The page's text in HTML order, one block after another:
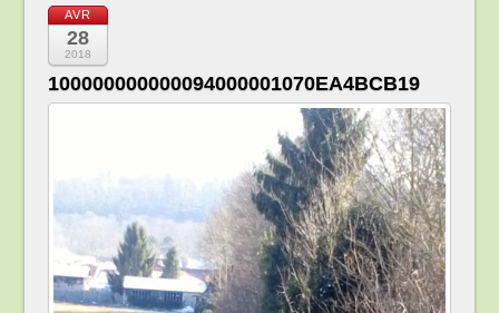
AVR
28
2018
100000000000094000001070EA4BCB19